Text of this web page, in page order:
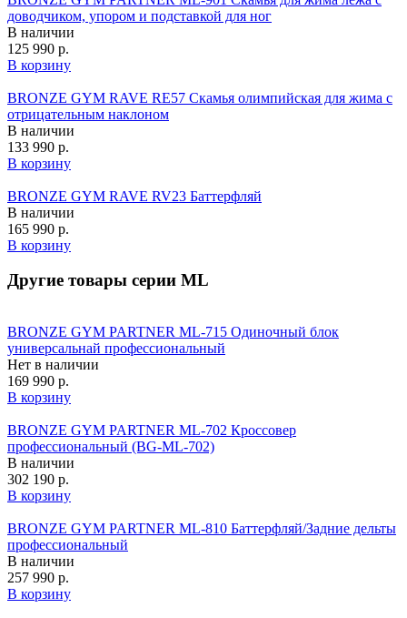
доводчиком, упором и подставкой для ног
В наличии
125 990 р.
В корзину
BRONZE GYM RAVE RE57 Скамья олимпийская для жима с
отрицательным наклоном
В наличии
133 990 р.
В корзину
BRONZE GYM RAVE RV23 Баттерфляй
В наличии
165 990 р.
В корзину
Другие товары серии ML
BRONZE GYM PARTNER ML-715 Одиночный блок
универсальнай профессиональный
Нет в наличии
169 990 р.
В корзину
BRONZE GYM PARTNER ML-702 Кроссовер
профессиональный (BG‑ML‑702)
В наличии
302 190 р.
В корзину
BRONZE GYM PARTNER ML-810 Баттерфляй/Задние дельты
профессиональный
В наличии
257 990 р.
В корзину